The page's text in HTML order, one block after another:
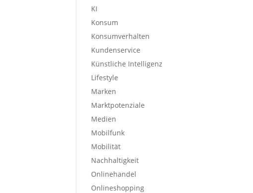
KI
Konsum
Konsumverhalten
Kundenservice
Künstliche Intelligenz
Lifestyle
Marken
Marktpotenziale
Medien
Mobilfunk
Mobilität
Nachhaltigkeit
Onlinehandel
Onlineshopping